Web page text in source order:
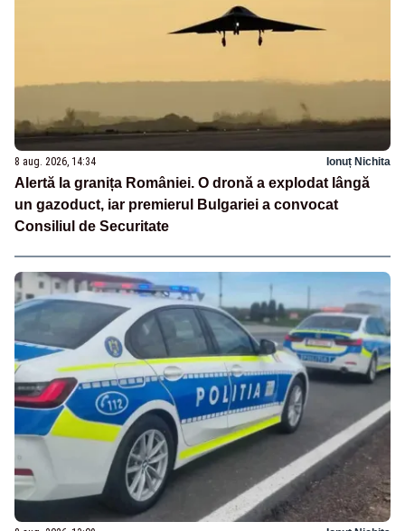
8 aug. 2026, 14:34 Ionuț Nichita
Alertă la granița României. O dronă a explodat lângă
un gazoduct, iar premierul Bulgariei a convocat
Consiliul de Securitate